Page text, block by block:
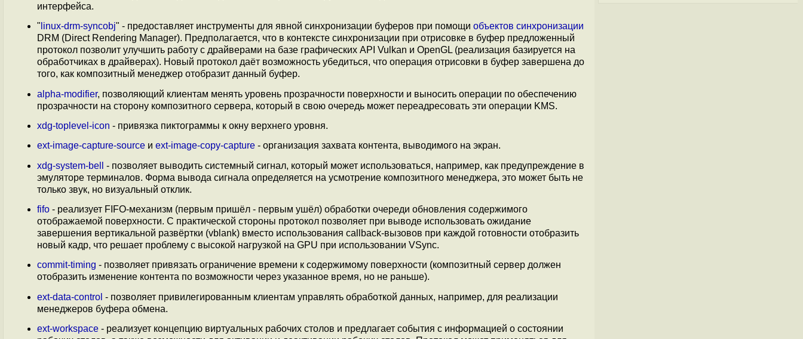
интерфейса.
" linux-drm-syncobj" - предоставляет инструменты для явной синхронизации буферов при помощи объектов синхронизации
DRM (Direct Rendering Manager). Предполагается, что в контексте синхронизации при отрисовке в буфер предложенный
протокол позволит улучшить работу с драйверами на базе графических API Vulkan и OpenGL (реализация базируется на
обработчиках в драйверах). Новый протокол даёт возможность убедиться, что операция отрисовки в буфер завершена до
того, как композитный менеджер отобразит данный буфер.
alpha-modifier, позволяющий клиентам менять уровень прозрачности поверхности и выносить операции по обеспечению
прозрачности на сторону композитного сервера, который в свою очередь может переадресовать эти операции KMS.
xdg-toplevel-icon - привязка пиктограммы к окну верхнего уровня.
ext-image-capture-source и ext-image-copy-capture - организация захвата контента, выводимого на экран.
xdg-system-bell
- позволяет выводить системный сигнал, который может использоваться, например, как предупреждение в
эмуляторе терминалов. Форма вывода сигнала определяется на усмотрение композитного менеджера, это может быть не
только звук, но визуальный отклик.
fifo - реализует FIFO-механизм (первым пришёл - первым ушёл) обработки очереди обновления содержимого
отображаемой поверхности. С практической стороны протокол позволяет при выводе использовать ожидание
завершения вертикальной развёртки (vblank) вместо использования callback-вызовов при каждой готовности отобразить
новый кадр, что решает проблему с высокой нагрузкой на GPU при использовании VSync.
commit-timing - позволяет привязать ограничение времени к содержимому поверхности (композитный сервер должен
отобразить изменение контента по возможности через указанное время, но не раньше).
ext-data-control - позволяет привилегированным клиентам управлять обработкой данных, например, для реализации
менеджеров буфера обмена.
ext-workspace - реализует концепцию виртуальных рабочих столов и предлагает события с информацией о состоянии